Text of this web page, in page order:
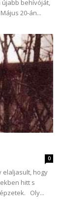
behívóját,
20-án...
0
elaljasult, hogy
hitt s
Oly...